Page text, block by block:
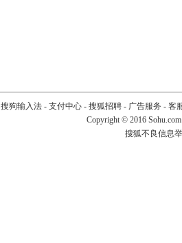
搜狗输入法- 支付中心- 搜狐招聘- 广告服务 - 客
Copyright © 2016
搜狐不良信息